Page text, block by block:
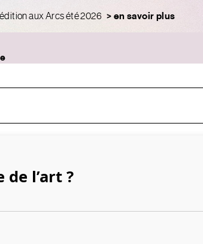
aux Arcs été 2026 > en savoir plus
de l’art ?